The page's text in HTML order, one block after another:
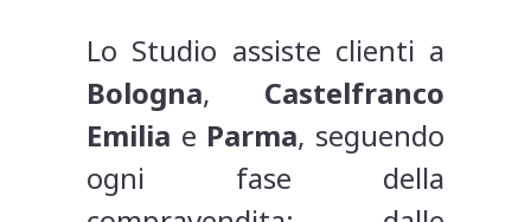
Lo Studio assiste clienti a
Bologna, Castelfranco
Emilia e Parma, seguendo
ogni fase della